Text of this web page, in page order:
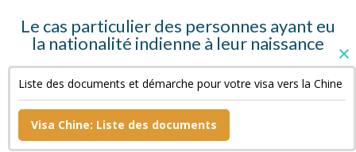
Le cas particulier des personnes ayant eu
la nationalité indienne à leur naissance
Ces personnes doivent fournir des copies de leur « Surrender
Certificate » et de leur passeport indien annulé ainsi qu'une
déclaration sur l'honneur.
Liste des documents et démarche pour votre visa vers la Chine
Visa Chine: Liste des documents